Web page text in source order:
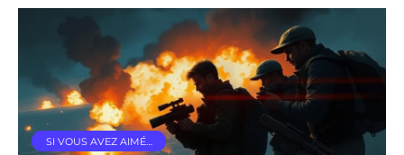
SI VOUS AVEZ AIMÉ…